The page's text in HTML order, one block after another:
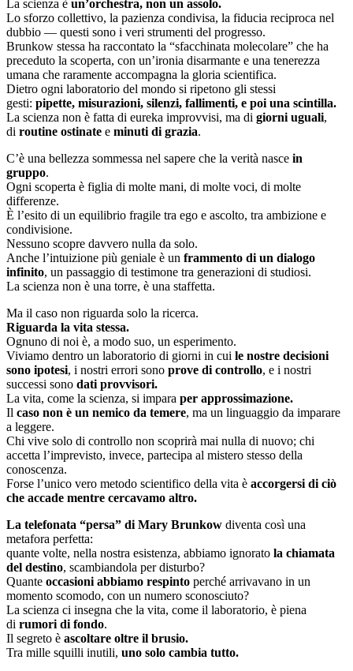
La scienza è un’orchestra, non un assolo.
Lo sforzo collettivo, la pazienza condivisa, la fiducia reciproca nel
dubbio — questi sono i veri strumenti del progresso.
Brunkow stessa ha raccontato la “sfacchinata molecolare” che ha
preceduto la scoperta, con un’ironia disarmante e una tenerezza
umana che raramente accompagna la gloria scientifica.
Dietro ogni laboratorio del mondo si ripetono gli stessi
gesti: pipette, misurazioni, silenzi, fallimenti, e poi una scintilla.
La scienza non è fatta di eureka improvvisi, ma di giorni uguali,
di routine ostinate e minuti di grazia.
C’è una bellezza sommessa nel sapere che la verità nasce in
gruppo.
Ogni scoperta è figlia di molte mani, di molte voci, di molte
differenze.
È l’esito di un equilibrio fragile tra ego e ascolto, tra ambizione e
condivisione.
Nessuno scopre davvero nulla da solo.
Anche l’intuizione più geniale è un frammento di un dialogo
infinito, un passaggio di testimone tra generazioni di studiosi.
La scienza non è una torre, è una staffetta.
Ma il caso non riguarda solo la ricerca.
Riguarda la vita stessa.
Ognuno di noi è, a modo suo, un esperimento.
Viviamo dentro un laboratorio di giorni in cui le nostre decisioni
sono ipotesi, i nostri errori sono prove di controllo, e i nostri
successi sono dati provvisori.
La vita, come la scienza, si impara per approssimazione.
Il caso non è un nemico da temere, ma un linguaggio da imparare
a leggere.
Chi vive solo di controllo non scoprirà mai nulla di nuovo; chi
accetta l’imprevisto, invece, partecipa al mistero stesso della
conoscenza.
Forse l’unico vero metodo scientifico della vita è accorgersi di ciò
che accade mentre cercavamo altro.
La telefonata “persa” di Mary Brunkow diventa così una
metafora perfetta:
quante volte, nella nostra esistenza, abbiamo ignorato la chiamata
del destino, scambiandola per disturbo?
Quante occasioni abbiamo respinto perché arrivavano in un
momento scomodo, con un numero sconosciuto?
La scienza ci insegna che la vita, come il laboratorio, è piena
di rumori di fondo.
Il segreto è ascoltare oltre il brusio.
Tra mille squilli inutili, uno solo cambia tutto.